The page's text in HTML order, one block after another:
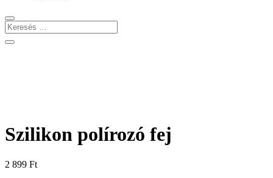
Szilikon polírozó fej
2 899 Ft